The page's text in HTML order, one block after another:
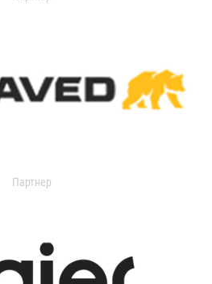
Партнер